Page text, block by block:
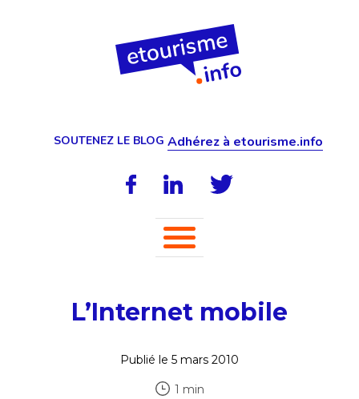
SOUTENEZ LE BLOG Adhérez à etourisme.info
L’Internet mobile
Publié le 5 mars 2010
1 min